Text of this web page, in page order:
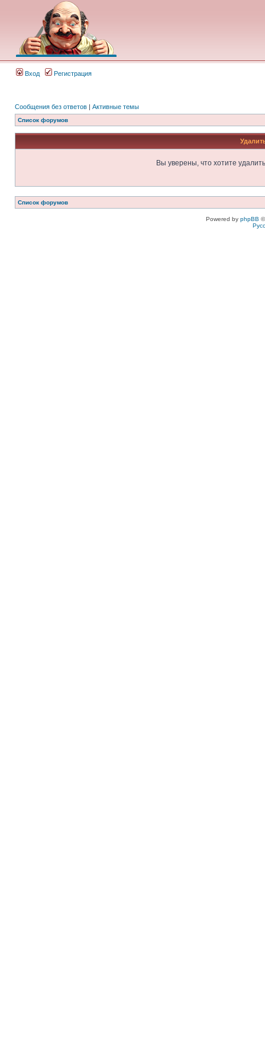
Вход Регистрация
Сообщения без ответов | Активные темы
Список форумов
Вы уверены, что хотите
Список форумов
Powered by phpBB